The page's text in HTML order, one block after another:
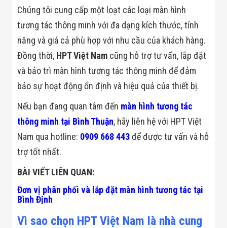
Đội
Dự Án Khối Nhà
Máy
Dự Án Kho
Xưởng -
Logistics
Tin Tức
Tin Công Nghệ
Tin Khuyến Mãi
Tin Tuyển Dụng
Liên Hệ
Chúng tôi cung cấp một loạt các loại màn hình
tương tác thông minh với đa dạng kích thước, tính
năng và giá cả phù hợp với nhu cầu của khách hàng.
Đồng thời, HPT Việt Nam cũng hỗ trợ tư vấn, lắp đặt
và bảo trì màn hình tương tác thông minh để đảm
bảo sự hoạt động ổn định và hiệu quả của thiết bị.
Nếu bạn đang quan tâm đến màn hình tương tác
thông minh tại Bình Thuận, hãy liên hệ với HPT Việt
Nam qua hotline: 0909 668 443để được tư vấn và hỗ
trợ tốt nhất.
BÀI VIẾT LIÊN QUAN:
Đơn vị phân phối và lắp đặt màn hình tương tác tại
Bình Định
Vì sao chọn HPT Việt Nam là nhà cung